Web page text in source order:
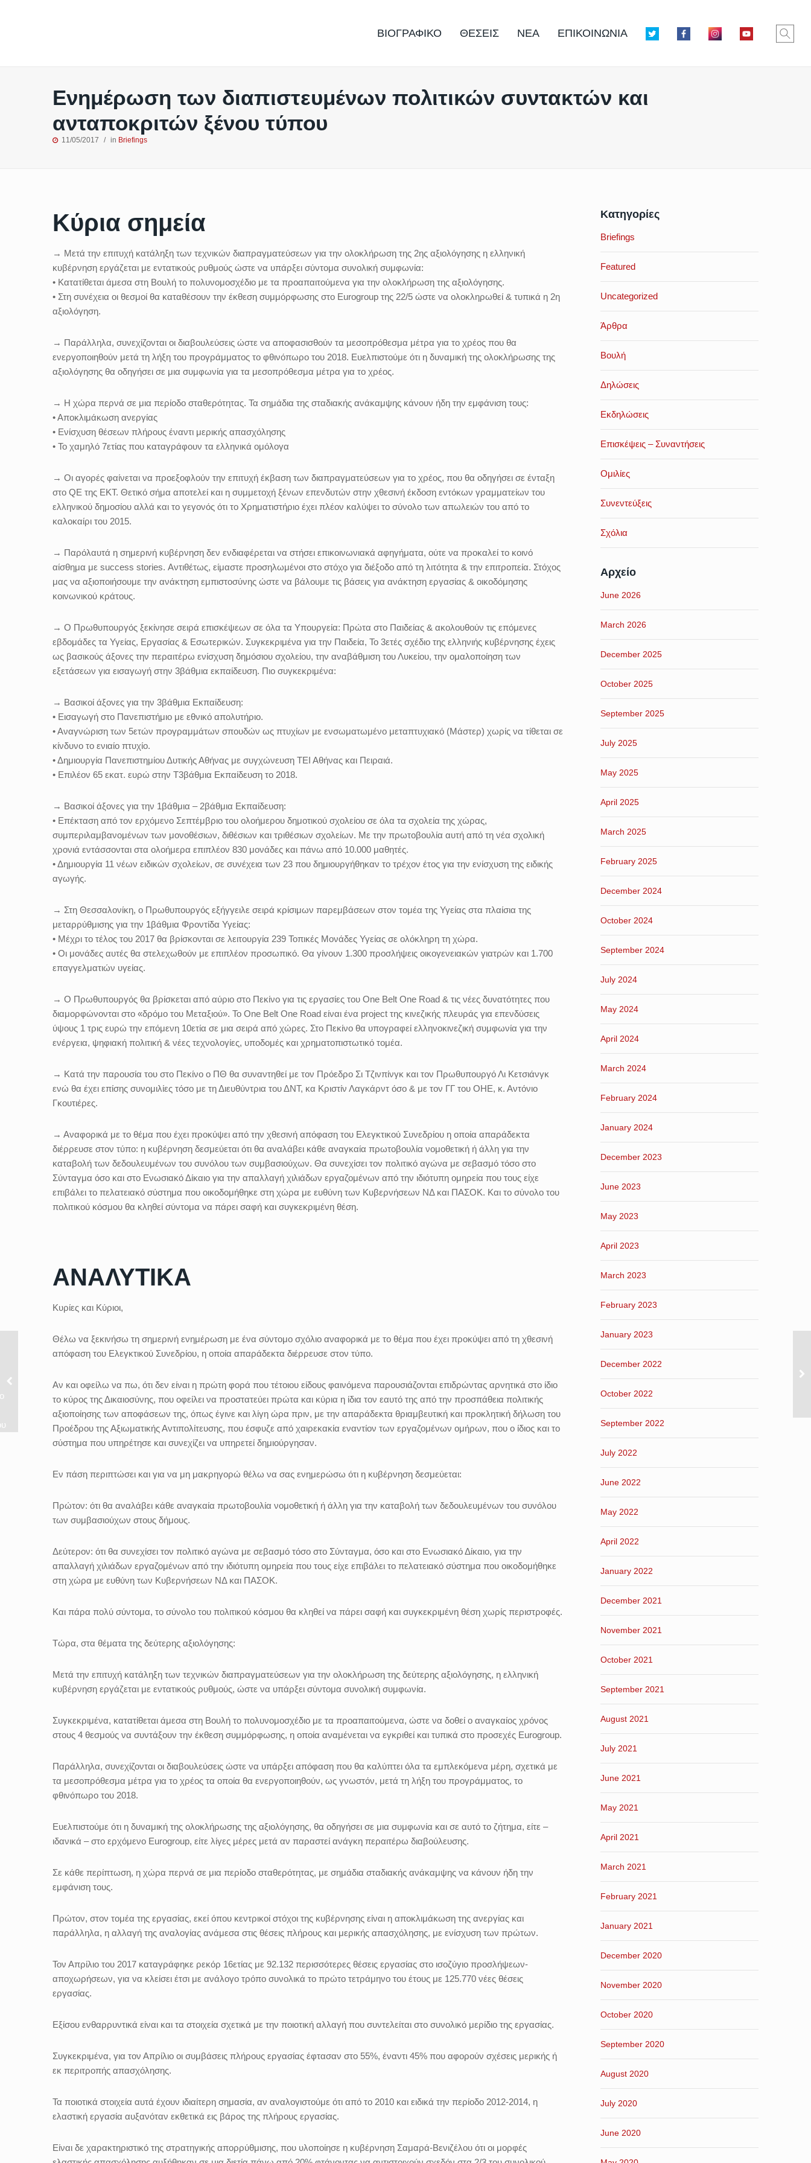
ΒΙΟΓΡΑΦΙΚΟ ΘΕΣΕΙΣ ΝΕΑ ΕΠΙΚΟΙΝΩΝΙΑ
Ενημέρωση των διαπιστευμένων πολιτικών συντακτών και
ανταποκριτών ξένου τύπου
11/05/2017 in Briefings
Κύρια σημεία
→ Μετά την επιτυχή κατάληξη των τεχνικών διαπραγματεύσεων για την ολοκλήρωση της 2ης αξιολόγησης η ελληνική
κυβέρνηση εργάζεται με εντατικούς ρυθμούς ώστε να υπάρξει σύντομα συνολική συμφωνία:
• Κατατίθεται άμεσα στη Βουλή το πολυνομοσχέδιο με τα προαπαιτούμενα για την ολοκλήρωση της αξιολόγησης.
• Στη συνέχεια οι θεσμοί θα καταθέσουν την έκθεση συμμόρφωσης στο Eurogroup της 22/5 ώστε να ολοκληρωθεί & τυπικά η 2η
αξιολόγηση.
→ Παράλληλα, συνεχίζονται οι διαβουλεύσεις ώστε να αποφασισθούν τα μεσοπρόθεσμα μέτρα για το χρέος που θα
ενεργοποιηθούν μετά τη λήξη του προγράμματος το φθινόπωρο του 2018. Ευελπιστούμε ότι η δυναμική της ολοκλήρωσης της
αξιολόγησης θα οδηγήσει σε μια συμφωνία για τα μεσοπρόθεσμα μέτρα για το χρέος.
→ Η χώρα περνά σε μια περίοδο σταθερότητας. Τα σημάδια της σταδιακής ανάκαμψης κάνουν ήδη την εμφάνιση τους:
• Αποκλιμάκωση ανεργίας
• Ενίσχυση θέσεων πλήρους έναντι μερικής απασχόλησης
• Το χαμηλό 7ετίας που καταγράφουν τα ελληνικά ομόλογα
→ Οι αγορές φαίνεται να προεξοφλούν την επιτυχή έκβαση των διαπραγματεύσεων για το χρέος, που θα οδηγήσει σε ένταξη
στο QE της ΕΚΤ. Θετικό σήμα αποτελεί και η συμμετοχή ξένων επενδυτών στην χθεσινή έκδοση εντόκων γραμματείων του
ελληνικού δημοσίου αλλά και το γεγονός ότι το Χρηματιστήριο έχει πλέον καλύψει το σύνολο των απωλειών του από το
καλοκαίρι του 2015.
→ Παρόλαυτά η σημερινή κυβέρνηση δεν ενδιαφέρεται να στήσει επικοινωνιακά αφηγήματα, ούτε να προκαλεί το κοινό
αίσθημα με success stories. Αντιθέτως, είμαστε προσηλωμένοι στο στόχο για διέξοδο από τη λιτότητα & την επιτροπεία. Στόχος
μας να αξιοποιήσουμε την ανάκτηση εμπιστοσύνης ώστε να βάλουμε τις βάσεις για ανάκτηση εργασίας & οικοδόμησης
κοινωνικού κράτους.
→ Ο Πρωθυπουργός ξεκίνησε σειρά επισκέψεων σε όλα τα Υπουργεία: Πρώτα στο Παιδείας & ακολουθούν τις επόμενες
εβδομάδες τα Υγείας, Εργασίας & Εσωτερικών. Συγκεκριμένα για την Παιδεία, Το 3ετές σχέδιο της ελληνιής κυβέρνησης έχεις
ως βασικούς άξονες την περαιτέρω ενίσχυση δημόσιου σχολείου, την αναβάθμιση του Λυκείου, την ομαλοποίηση των
εξετάσεων για εισαγωγή στην 3βάθμια εκπαίδευση. Πιο συγκεκριμένα:
→ Βασικοί άξονες για την 3βάθμια Εκπαίδευση:
• Εισαγωγή στο Πανεπιστήμιο με εθνικό απολυτήριο.
• Αναγνώριση των 5ετών προγραμμάτων σπουδών ως πτυχίων με ενσωματωμένο μεταπτυχιακό (Μάστερ) χωρίς να τίθεται σε
κίνδυνο το ενιαίο πτυχίο.
• Δημιουργία Πανεπιστημίου Δυτικής Αθήνας με συγχώνευση ΤΕΙ Αθήνας και Πειραιά.
• Επιλέον 65 εκατ. ευρώ στην Τ3βάθμια Εκπαίδευση το 2018.
→ Βασικοί άξονες για την 1βάθμια – 2βάθμια Εκπαίδευση:
• Επέκταση από τον ερχόμενο Σεπτέμβριο του ολοήμερου δημοτικού σχολείου σε όλα τα σχολεία της χώρας,
συμπεριλαμβανομένων των μονοθέσιων, διθέσιων και τριθέσιων σχολείων. Με την πρωτοβουλία αυτή από τη νέα σχολική
χρονιά εντάσσονται στα ολοήμερα επιπλέον 830 μονάδες και πάνω από 10.000 μαθητές.
• Δημιουργία 11 νέων ειδικών σχολείων, σε συνέχεια των 23 που δημιουργήθηκαν το τρέχον έτος για την ενίσχυση της ειδικής
αγωγής.
→ Στη Θεσσαλονίκη, ο Πρωθυπουργός εξήγγειλε σειρά κρίσιμων παρεμβάσεων στον τομέα της Υγείας στα πλαίσια της
μεταρρύθμισης για την 1βάθμια Φροντίδα Υγείας:
• Μέχρι το τέλος του 2017 θα βρίσκονται σε λειτουργία 239 Τοπικές Μονάδες Υγείας σε ολόκληρη τη χώρα.
• Οι μονάδες αυτές θα στελεχωθούν με επιπλέον προσωπικό. Θα γίνουν 1.300 προσλήψεις οικογενειακών γιατρών και 1.700
επαγγελματιών υγείας.
→ Ο Πρωθυπουργός θα βρίσκεται από αύριο στο Πεκίνο για τις εργασίες του One Belt One Road & τις νέες δυνατότητες που
διαμορφώνονται στο «δρόμο του Μεταξιού». Το One Belt One Road είναι ένα project της κινεζικής πλευράς για επενδύσεις
ύψους 1 τρις ευρώ την επόμενη 10ετία σε μια σειρά από χώρες. Στο Πεκίνο θα υπογραφεί ελληνοκινεζική συμφωνία για την
ενέργεια, ψηφιακή πολιτική & νέες τεχνολογίες, υποδομές και χρηματοπιστωτικό τομέα.
→ Κατά την παρουσία του στο Πεκίνο ο ΠΘ θα συναντηθεί με τον Πρόεδρο Σι Τζινπίνγκ και τον Πρωθυπουργό Λι Κετσιάνγκ
ενώ θα έχει επίσης συνομιλίες τόσο με τη Διευθύντρια του ΔΝΤ, κα Κριστίν Λαγκάρντ όσο & με τον ΓΓ του ΟΗΕ, κ. Αντόνιο
Γκουτιέρες.
→ Αναφορικά με το θέμα που έχει προκύψει από την χθεσινή απόφαση του Ελεγκτικού Συνεδρίου η οποία απαράδεκτα
διέρρευσε στον τύπο: η κυβέρνηση δεσμεύεται ότι θα αναλάβει κάθε αναγκαία πρωτοβουλία νομοθετική ή άλλη για την
καταβολή των δεδουλευμένων του συνόλου των συμβασιούχων. Θα συνεχίσει τον πολιτικό αγώνα με σεβασμό τόσο στο
Σύνταγμα όσο και στο Ενωσιακό Δίκαιο για την απαλλαγή χιλιάδων εργαζομένων από την ιδιότυπη ομηρεία που τους είχε
επιβάλει το πελατειακό σύστημα που οικοδομήθηκε στη χώρα με ευθύνη των Κυβερνήσεων ΝΔ και ΠΑΣΟΚ. Και το σύνολο του
πολιτικού κόσμου θα κληθεί σύντομα να πάρει σαφή και συγκεκριμένη θέση.
ΑΝΑΛΥΤΙΚΑ
Κυρίες και Κύριοι,
Θέλω να ξεκινήσω τη σημερινή ενημέρωση με ένα σύντομο σχόλιο αναφορικά με το θέμα που έχει προκύψει από τη χθεσινή
απόφαση του Ελεγκτικού Συνεδρίου, η οποία απαράδεκτα διέρρευσε στον τύπο.
Αν και οφείλω να πω, ότι δεν είναι η πρώτη φορά που τέτοιου είδους φαινόμενα παρουσιάζονται επιδρώντας αρνητικά στο ίδιο
το κύρος της Δικαιοσύνης, που οφείλει να προστατεύει πρώτα και κύρια η ίδια τον εαυτό της από την προσπάθεια πολιτικής
αξιοποίησης των αποφάσεων της, όπως έγινε και λίγη ώρα πριν, με την απαράδεκτα θριαμβευτική και προκλητική δήλωση του
Προέδρου της Αξιωματικής Αντιπολίτευσης, που έσφυζε από χαιρεκακία εναντίον των εργαζομένων ομήρων, που ο ίδιος και το
σύστημα που υπηρέτησε και συνεχίζει να υπηρετεί δημιούργησαν.
Εν πάση περιπτώσει και για να μη μακρηγορώ θέλω να σας ενημερώσω ότι η κυβέρνηση δεσμεύεται:
Πρώτον: ότι θα αναλάβει κάθε αναγκαία πρωτοβουλία νομοθετική ή άλλη για την καταβολή των δεδουλευμένων του συνόλου
των συμβασιούχων στους δήμους.
Δεύτερον: ότι θα συνεχίσει τον πολιτικό αγώνα με σεβασμό τόσο στο Σύνταγμα, όσο και στο Ενωσιακό Δίκαιο, για την
απαλλαγή χιλιάδων εργαζομένων από την ιδιότυπη ομηρεία που τους είχε επιβάλει το πελατειακό σύστημα που οικοδομήθηκε
στη χώρα με ευθύνη των Κυβερνήσεων ΝΔ και ΠΑΣΟΚ.
Και πάρα πολύ σύντομα, το σύνολο του πολιτικού κόσμου θα κληθεί να πάρει σαφή και συγκεκριμένη θέση χωρίς περιστροφές.
Τώρα, στα θέματα της δεύτερης αξιολόγησης:
Μετά την επιτυχή κατάληξη των τεχνικών διαπραγματεύσεων για την ολοκλήρωση της δεύτερης αξιολόγησης, η ελληνική
κυβέρνηση εργάζεται με εντατικούς ρυθμούς, ώστε να υπάρξει σύντομα συνολική συμφωνία.
Συγκεκριμένα, κατατίθεται άμεσα στη Βουλή το πολυνομοσχέδιο με τα προαπαιτούμενα, ώστε να δοθεί ο αναγκαίος χρόνος
στους 4 θεσμούς να συντάξουν την έκθεση συμμόρφωσης, η οποία αναμένεται να εγκριθεί και τυπικά στο προσεχές Eurogroup.
Παράλληλα, συνεχίζονται οι διαβουλεύσεις ώστε να υπάρξει απόφαση που θα καλύπτει όλα τα εμπλεκόμενα μέρη, σχετικά με
τα μεσοπρόθεσμα μέτρα για το χρέος τα οποία θα ενεργοποιηθούν, ως γνωστόν, μετά τη λήξη του προγράμματος, το
φθινόπωρο του 2018.
Ευελπιστούμε ότι η δυναμική της ολοκλήρωσης της αξιολόγησης, θα οδηγήσει σε μια συμφωνία και σε αυτό το ζήτημα, είτε –
ιδανικά – στο ερχόμενο Eurogroup, είτε λίγες μέρες μετά αν παραστεί ανάγκη περαιτέρω διαβούλευσης.
Σε κάθε περίπτωση, η χώρα περνά σε μια περίοδο σταθερότητας, με σημάδια σταδιακής ανάκαμψης να κάνουν ήδη την
εμφάνιση τους.
Πρώτον, στον τομέα της εργασίας, εκεί όπου κεντρικοί στόχοι της κυβέρνησης είναι η αποκλιμάκωση της ανεργίας και
παράλληλα, η αλλαγή της αναλογίας ανάμεσα στις θέσεις πλήρους και μερικής απασχόλησης, με ενίσχυση των πρώτων.
Τον Απρίλιο του 2017 καταγράφηκε ρεκόρ 16ετίας με 92.132 περισσότερες θέσεις εργασίας στο ισοζύγιο προσλήψεων-
αποχωρήσεων, για να κλείσει έτσι με ανάλογο τρόπο συνολικά το πρώτο τετράμηνο του έτους με 125.770 νέες θέσεις
εργασίας.
Εξίσου ενθαρρυντικά είναι και τα στοιχεία σχετικά με την ποιοτική αλλαγή που συντελείται στο συνολικό μερίδιο της εργασίας.
Συγκεκριμένα, για τον Απρίλιο οι συμβάσεις πλήρους εργασίας έφτασαν στο 55%, έναντι 45% που αφορούν σχέσεις μερικής ή
εκ περιτροπής απασχόλησης.
Τα ποιοτικά στοιχεία αυτά έχουν ιδιαίτερη σημασία, αν αναλογιστούμε ότι από το 2010 και ειδικά την περίοδο 2012-2014, η
ελαστική εργασία αυξανόταν εκθετικά εις βάρος της πλήρους εργασίας.
Είναι δε χαρακτηριστικό της στρατηγικής απορρύθμισης, που υλοποίησε η κυβέρνηση Σαμαρά-Βενιζέλου ότι οι μορφές
Κατηγορίες
Briefings
Featured
Uncategorized
Άρθρα
Βουλή
Δηλώσεις
Εκδηλώσεις
Επισκέψεις – Συναντήσεις
Ομιλίες
Συνεντεύξεις
Σχόλια
Αρχείο
June 2026
March 2026
December 2025
October 2025
September 2025
July 2025
May 2025
April 2025
March 2025
February 2025
December 2024
October 2024
September 2024
July 2024
May 2024
April 2024
March 2024
February 2024
January 2024
December 2023
June 2023
May 2023
April 2023
March 2023
February 2023
January 2023
December 2022
October 2022
September 2022
July 2022
June 2022
May 2022
April 2022
January 2022
December 2021
November 2021
October 2021
September 2021
August 2021
July 2021
June 2021
May 2021
April 2021
March 2021
February 2021
January 2021
December 2020
November 2020
October 2020
September 2020
August 2020
July 2020
June 2020